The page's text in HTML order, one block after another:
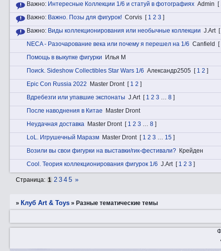
Важно: Интересные Коллекции 1/6 и статуй в фотографиях Admin [
Важно: Вaжнo. Позы для фигурок! Corvis [ 1 2 3 ]
Важно: Виды коллекционирования или необычные коллекции J.Art [
NECA - Разочарование века или почему я перешел на 1/6 Canfield
[
Помощь в выкупке фигурки
Илья М
Пoиck. Sideshow Collectibles Star Wars 1/6 Александр2505 [ 1 2 ]
Epic Con Russia 2022
Master Dront [ 1 2 ]
Вдребезги или упавшие экспонаты J.Art [ 1 2 3 … 8 ]
После наводнения в Китае
Master Dront
Неудачная доставка Master Dront [ 1 2 3 … 8 ]
LоL. Игрушечный Маразм Master Dront [ 1 2 3 … 15 ]
Возили вы свои фигурки на выставки/гик-фестивали? Крейден
Cоol. Теория коллекционирования фигурок 1/6 J.Art [ 1 2 3 ]
Страница: 1 2 3 4 5 »
» Клуб Art & Toys »Разные тематические темы